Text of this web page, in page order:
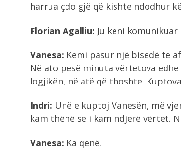
harrua çdo gjë që kishte ndodhur
Florian Agalliu: Ju keni
Vanesa: Kemi pasur një bisedë te
Në ato pesë minuta vërtetova
logjikën, në atë që thoshte.
Indri: Unë e kuptoj Vanesën, më
kam thënë se i kam ndjerë vërtet.
Vanesa: Ka qenë.